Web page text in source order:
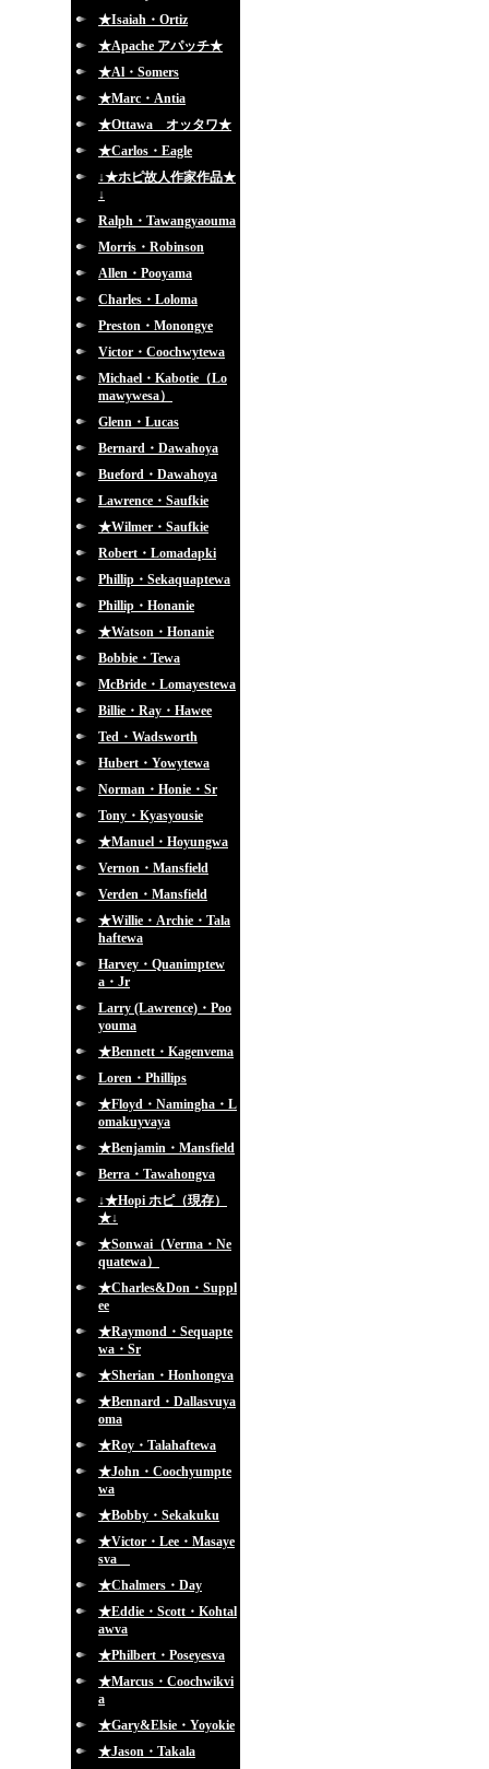
★Isaiah・Ortiz
★Apache アパッチ★
★Al・Somers
★Marc・Antia
★Ottawa オッタワ★
★Carlos・Eagle
↓★ホピ故人作家作品★
↓
Ralph・Tawangyaouma
Morris・Robinson
Allen・Pooyama
Charles・Loloma
Preston・Monongye
Victor・Coochwytewa
Michael・Kabotie（Lo
mawywesa）
Glenn・Lucas
Bernard・Dawahoya
Bueford・Dawahoya
Lawrence・Saufkie
★Wilmer・Saufkie
Robert・Lomadapki
Phillip・Sekaquaptewa
Phillip・Honanie
★Watson・Honanie
Bobbie・Tewa
McBride・Lomayestewa
Billie・Ray・Hawee
Ted・Wadsworth
Hubert・Yowytewa
Norman・Honie・Sr
Tony・Kyasyousie
★Manuel・Hoyungwa
Vernon・Mansfield
Verden・Mansfield
★Willie・Archie・Tala
haftewa
Harvey・Quanimptew
a・Jr
Larry (Lawrence)・Poo
youma
★Bennett・Kagenvema
Loren・Phillips
★Floyd・Namingha・L
omakuyvaya
★Benjamin・Mansfield
Berra・Tawahongva
↓★Hopi ホピ（現存）
★↓
★Sonwai（Verma・Ne
quatewa）
★Charles&Don・Suppl
ee
★Raymond・Sequapte
wa・Sr
★Sherian・Honhongva
★Bennard・Dallasvuya
oma
★Roy・Talahaftewa
★John・Coochyumpte
wa
★Bobby・Sekakuku
★Victor・Lee・Masaye
sva
★Chalmers・Day
★Eddie・Scott・Kohtal
awva
★Philbert・Poseyesva
★Marcus・Coochwikvi
a
★Gary&Elsie・Yoyokie
★Jason・Takala